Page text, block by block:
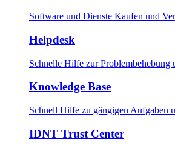
Software und Dienste Kaufen und
Helpdesk
Schnelle Hilfe zur Problembehebung
Knowledge Base
Schnell Hilfe zu gängigen Aufgaben
IDNT Trust Center